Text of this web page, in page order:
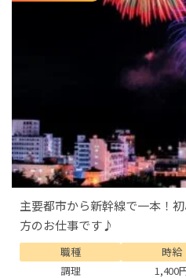
主要都市から新幹線で一本！
方のお仕事です♪
職種
調理
時給
1,400